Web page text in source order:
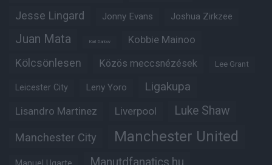
Jesse Lingard Jonny Evans Joshua Zirkzee
Juan Mata Karl Darlow Kobbie Mainoo
Kölcsönlesen Közös meccsnézések Lee Grant
Leicester City Leny Yoro Ligakupa
Lisandro Martinez Liverpool Luke Shaw
Manchester City Manchester United